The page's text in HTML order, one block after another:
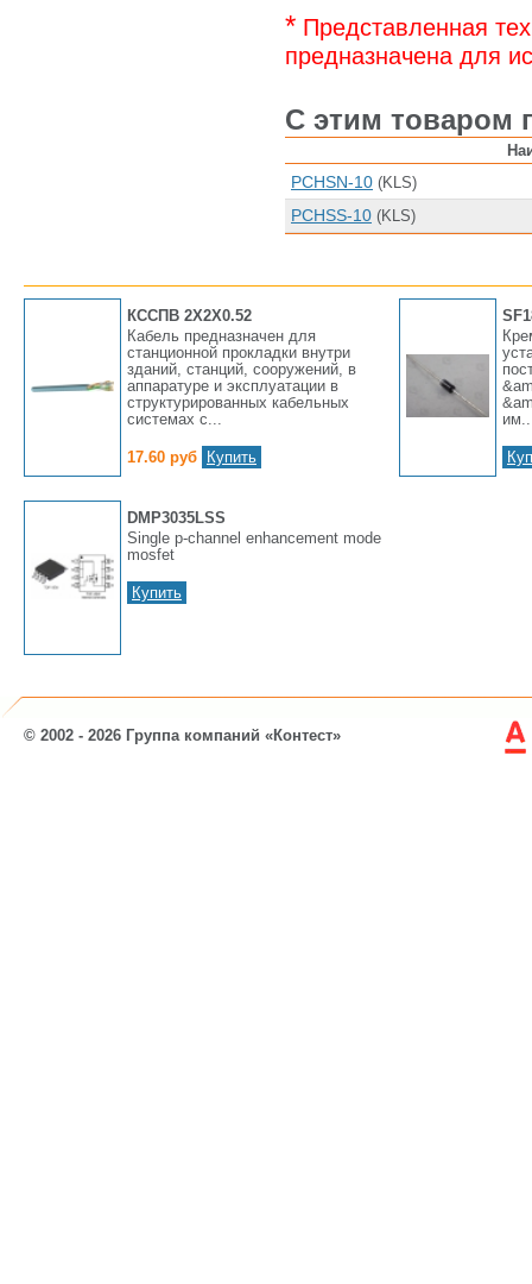
* Представленная
предназначена для
С этим товаром
PCHSN-10 (KLS)
PCHSS-10 (KLS)
КССПВ 2Х2Х0.52
Кабель предназначен для
станционной прокладки внутри
зданий, станций, сооружений, в
аппаратуре и эксплуатации в
структурированных кабельных
системах с...
17.60 руб Купить
DMP3035LSS
Single p-channel enhancement mode
mosfet
Купить
© 2002 - 2026 Группа компаний «Контест»